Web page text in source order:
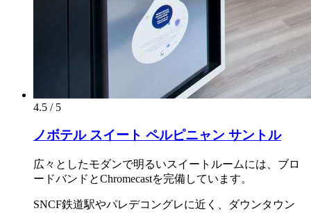
4.5 / 5
ノボテル スイート ペルピニャン サントル
広々としたモダンで明るいスイートルームには、ブロ
ードバンドとChromecastを完備しています。
SNCF鉄道駅やパレデコングレに近く、ダウンタウン